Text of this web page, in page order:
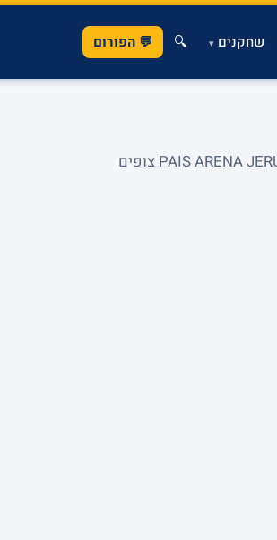
שחקנים▾
🔍 💬 הפורום